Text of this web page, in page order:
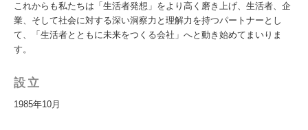
これからも私たちは「生活者発想」をより高く磨き上げ、生活者、企
業、そして社会に対する深い洞察力と理解力を持つパートナーとし
て、「生活者とともに未来をつくる会社」へと動き始めてまいりま
す。
設立
1985年10月